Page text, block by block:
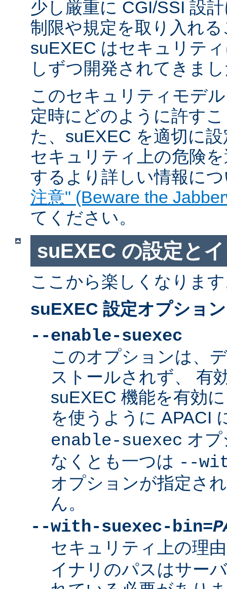
少し厳重に CGI/SSI 設
制限や規定を取り入れ
suEXEC はセキュリテ
しずつ開発されてきま
このセキュリティモデ
定時にどのように許す
た、suEXEC を適切に
セキュリティ上の危険
するより詳しい情報に
注意" (Beware the
てください。
suEXEC の設定と
ここから楽しくなりま
suEXEC 設定オプション
--enable-suexec
このオプションは、
ストールされず、 有
suEXEC 機能を有効
を使うように APACI
enable-suexec オ
なくとも一つは --
オプションが指定さ
ん。
--with-suexec-bin=
セキュリティ上の理
イナリのパスはサー